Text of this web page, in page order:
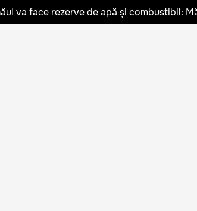
va face rezerve de apă și combustibil: